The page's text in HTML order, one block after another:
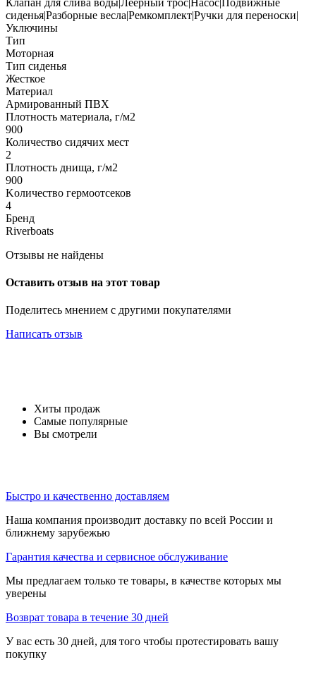
сиденья|Разборные весла|Ремкомплект|Ручки для переноски|
Уключины
Тип
Моторная
Тип сиденья
Жесткое
Материал
Армированный ПВХ
Плотность материала, г/м2
900
Количество сидячих мест
2
Плотность днища, г/м2
900
Kоличество гермоотсеков
4
Бренд
Riverboats
Отзывы не найдены
Оставить отзыв на этот товар
Поделитесь мнением с другими покупателями
Написать отзыв
Хиты продаж
Самые популярные
Вы смотрели
Быстро и качественно доставляем
Наша компания производит доставку по всей России и
ближнему зарубежью
Гарантия качества и сервисное обслуживание
Мы предлагаем только те товары, в качестве которых мы
уверены
Возврат товара в течение 30 дней
У вас есть 30 дней, для того чтобы протестировать вашу
покупку